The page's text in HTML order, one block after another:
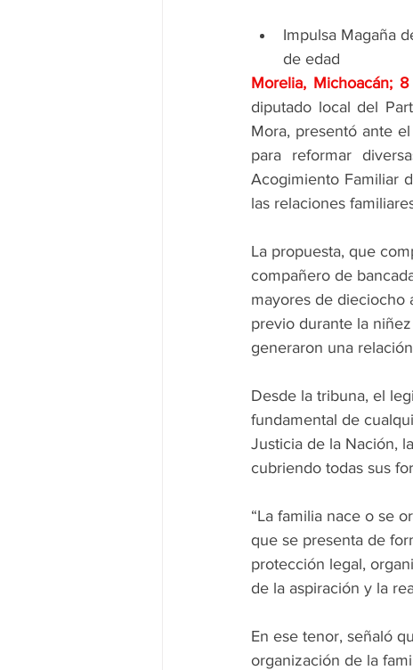
Impulsa Magaña
de edad
Morelia, Michoacán;
diputado local del
Mora, presentó ante
para reformar
Acogimiento Familiar
las relaciones
La propuesta, que
compañero de
mayores de dieciocho
previo durante la
generaron una
Desde la tribuna, el
fundamental de
Justicia de la Nación,
cubriendo todas sus
“La familia nace o se
que se presenta de
protección legal,
de la aspiración y la
En ese tenor, señaló
organización de la